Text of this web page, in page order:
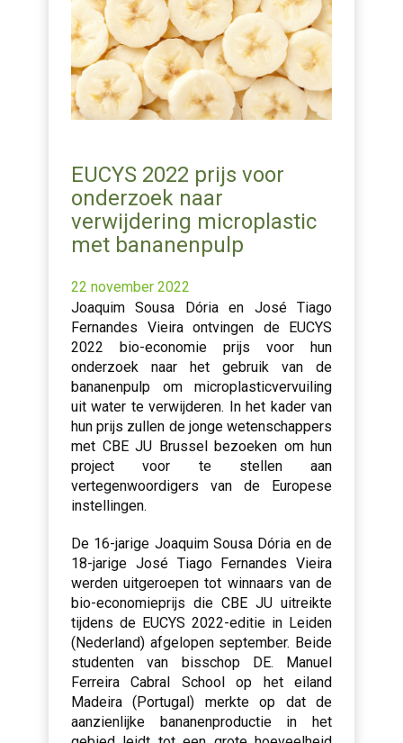
EUCYS 2022 prijs voor
onderzoek naar
verwijdering microplastic
met bananenpulp
22 november 2022
Joaquim Sousa Dória en José Tiago
Fernandes Vieira ontvingen de EUCYS
2022 bio-economie prijs voor hun
onderzoek naar het gebruik van de
bananenpulp om microplasticvervuiling
uit water te verwijderen. In het kader van
hun prijs zullen de jonge wetenschappers
met CBE JU Brussel bezoeken om hun
project voor te stellen aan
vertegenwoordigers van de Europese
instellingen.
De 16-jarige Joaquim Sousa Dória en de
18-jarige José Tiago Fernandes Vieira
werden uitgeroepen tot winnaars van de
bio-economieprijs die CBE JU uitreikte
tijdens de EUCYS 2022-editie in Leiden
(Nederland) afgelopen september. Beide
studenten van bisschop DE. Manuel
Ferreira Cabral School op het eiland
Madeira (Portugal) merkte op dat de
aanzienlijke bananenproductie in het